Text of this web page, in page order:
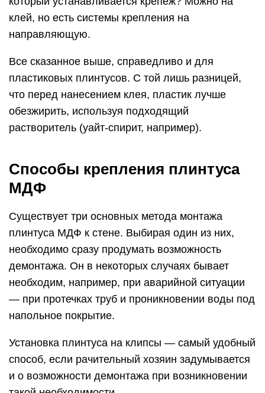
клей, но есть системы крепления на
направляющую.
Все сказанное выше, справедливо и для
пластиковых плинтусов. С той лишь разницей,
что перед нанесением клея, пластик лучше
обезжирить, используя подходящий
растворитель (уайт-спирит, например).
Способы крепления плинтуса
МДФ
Существует три основных метода монтажа
плинтуса МДФ к стене. Выбирая один из них,
необходимо сразу продумать возможность
демонтажа. Он в некоторых случаях бывает
необходим, например, при аварийной ситуации
— при протечках труб и проникновении воды под
напольное покрытие.
Установка плинтуса на клипсы — самый удобный
способ, если рачительный хозяин задумывается
и о возможности демонтажа при возникновении